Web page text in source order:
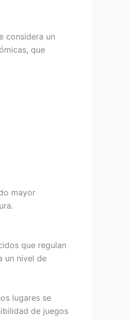
considera un
que
mayor
que regulan
un nivel de
lugares se
de juegos